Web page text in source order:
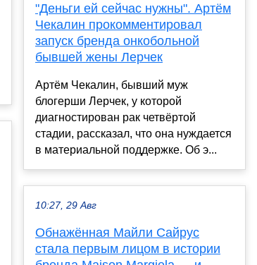
"Деньги ей сейчас нужны". Артём
Чекалин прокомментировал
запуск бренда онкобольной
бывшей жены Лерчек
Артём Чекалин, бывший муж
блогерши Лерчек, у которой
диагностирован рак четвёртой
стадии, рассказал, что она нуждается
в материальной поддержке. Об э...
10:27, 29 Авг
Обнажённая Майли Сайрус
стала первым лицом в истории